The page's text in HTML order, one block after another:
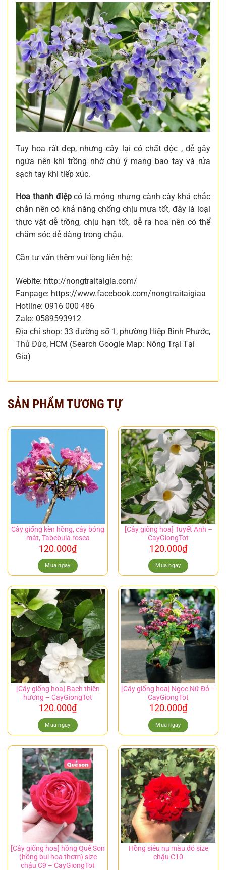
Tuy hoa rất đẹp, nhưng cây lại có chất độc , dễ gây
ngứa nên khi trồng nhớ chú ý mang bao tay và rửa
sạch tay khi tiếp xúc.
Hoa thanh điệpcó lá mỏng nhưng cành cây khá chắc
chắn nên có khả năng chống chịu mưa tốt, đây là loại
thực vật dễ trồng, chịu hạn tốt, dễ ra hoa nên có thể
chăm sóc dễ dàng trong chậu.
Cần tư vấn thêm vui lòng liên hệ:
Webite: http://nongtraitaigia.com/
Fanpage: https://www.facebook.com/nongtraitaigiaa
Hotline: 0916 000 486
Zalo: 0589593912
Địa chỉ shop: 33 đường số 1, phường Hiệp Bình Phước,
Thủ Đức, HCM (Search Google Map: Nông Trại Tại
Gia)
SẢN PHẨM TƯƠNG TỰ
Cây giống kèn hồng, cây bóng
mát, Tabebuia rosea
120.000₫
Mua ngay
[Cây giống hoa] Tuyết Anh –
CayGiongTot
120.000₫
Mua ngay
[Cây giống hoa] Bạch thiên
hương – CayGiongTot
120.000₫
Mua ngay
[Cây giống hoa] Ngọc Nữ Đỏ –
CayGiongTot
120.000₫
Mua ngay
[Cây giống hoa] hồng Quế Son
(hồng bụi hoa thơm) size
chậu C9 – CayGiongTot
Hồng siêu nụ màu đỏ size
chậu C10